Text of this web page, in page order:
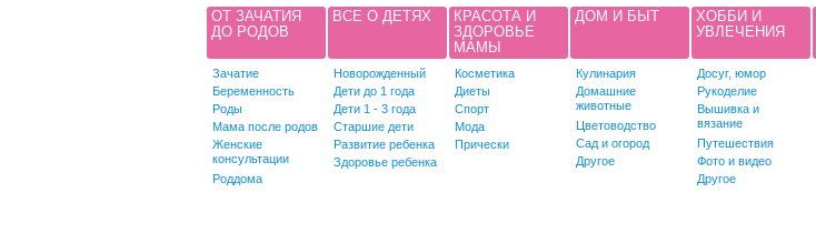
ОТ ЗАЧАТИЯ
ДО РОДОВ
Зачатие
Беременность
Роды
Мама после родов
Женские
консультации
Роддома
ВСЕ О ДЕТЯХ
Новорожденный
Дети до 1 года
Дети 1 - 3 года
Старшие дети
Развитие ребенка
Здоровье ребенка
КРАСОТА И
ЗДОРОВЬЕ
МАМЫ
Косметика
Диеты
Спорт
Мода
Прически
ДОМ И БЫТ
Кулинария
Домашние
животные
Цветоводство
Сад и огород
Другое
ХОББИ И
УВЛЕЧЕНИЯ
Досуг, юмор
Рукоделие
Вышивка и
вязание
Путешествия
Фото и видео
Другое